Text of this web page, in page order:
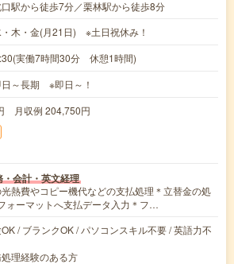
駅から徒歩7分／栗林駅から徒歩8分
・木・金(月21日) ※土日祝休み！
実働7時間30分 休憩1時間)
日～長期 ※即日～！
月収例 204,750円
会計・英文経理
光熱費やコピー機代などの支払処理＊立替金の処
ォーマットへ支払データ入力＊フ…
/ ブランクOK / パソコンスキル不要 / 英語力不
理経験のある方